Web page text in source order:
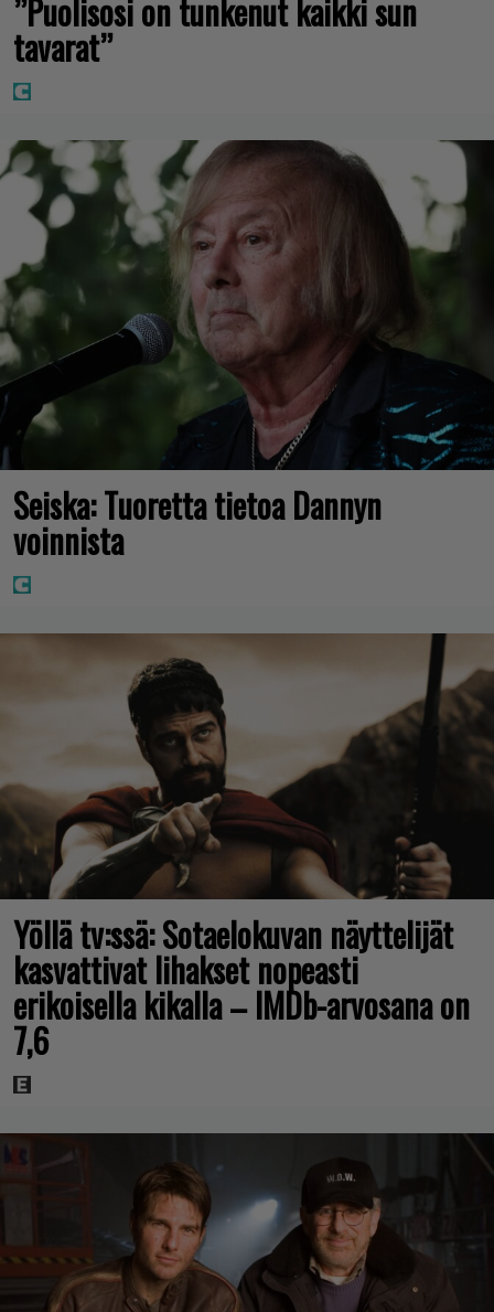
”Puolisosi on tunkenut kaikki sun
tavarat”
Seiska: Tuoretta tietoa Dannyn
voinnista
Yöllä tv:ssä: Sotaelokuvan näyttelijät
kasvattivat lihakset nopeasti
erikoisella kikalla – IMDb-arvosana on
7,6